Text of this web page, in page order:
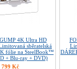
4K Ultra HD
sběratelská
fólie na SteelBook™
+ Blu-ray + DVD)
799 Kč